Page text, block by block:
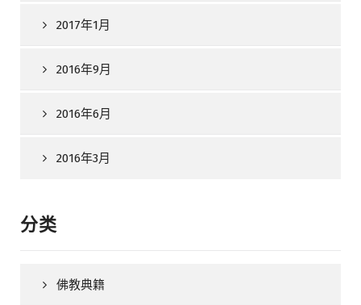
2017年1月
2016年9月
2016年6月
2016年3月
分类
佛教典籍